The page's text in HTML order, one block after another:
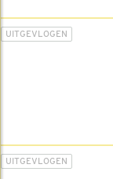
UITGEVLOGEN
UITGEVLOGEN